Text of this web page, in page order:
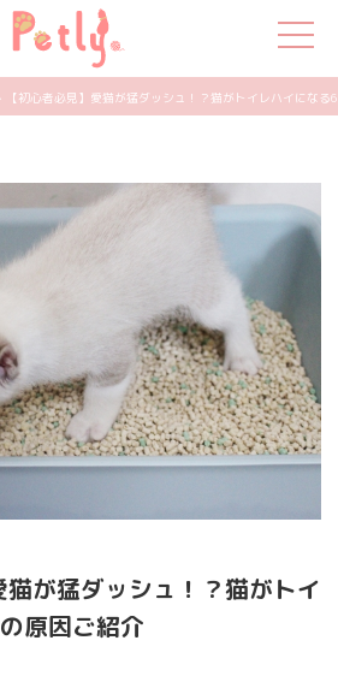
猫の特集
飼い主さんの悩み
ペットの気持ち
知って得する
エンタメ
【初心者必見】愛猫が猛ダッシュ！？猫がトイレハイになる
猫が猛ダッシュ！？猫がトイ
原因ご紹介